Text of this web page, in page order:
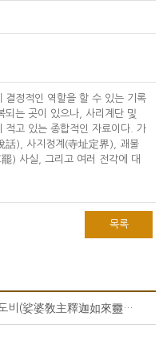
정적인 역할을 할 수 있는 기록
되는 곳이 있으나, 사리계단 및
적고 있는 종합적인 자료이다. 가
話), 사지정계(寺址定界), 괘불
) 사실, 그리고 여러 전각에 대
목록
사바교주석가여래영골사리부도비(娑婆敎主釋迦如來靈骨舍利浮圖碑)